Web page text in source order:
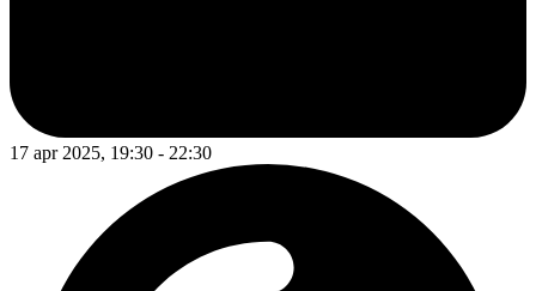
17 apr 2025, 19:30 - 22:30